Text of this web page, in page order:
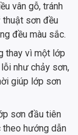
vân gỗ, tránh
thuật sơn đều
đều màu sắc.
thay vì một lớp
như chảy sơn,
giúp lớp sơn
sơn đầu tiên
theo hướng dẫn